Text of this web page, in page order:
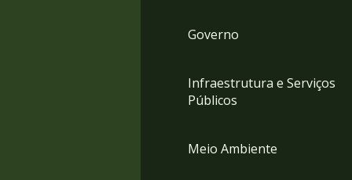
Governo
Infraestrutura e Serviços
Públicos
Meio Ambiente